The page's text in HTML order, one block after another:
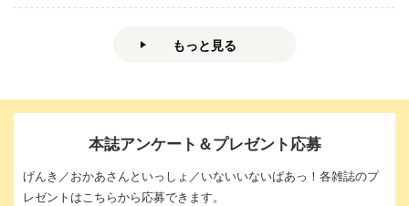
もっと見る
本誌アンケート＆プレゼント応募
げんき／おかあさんといっしょ／いないいないばあっ！各雑誌のプ
レゼントはこちらから応募できます。